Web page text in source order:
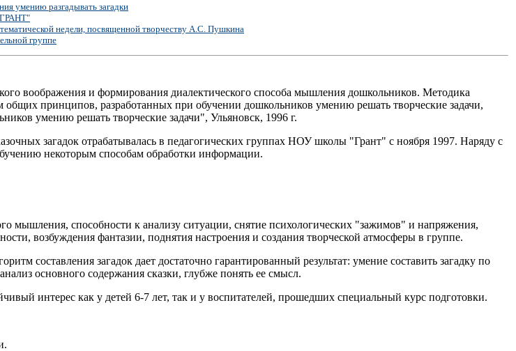
умению разгадывать загадки
недели, посвященной творчеству А.С. Пушкина
группе
воображения и формирования диалектического способа мышления дошкольников. Методика
принципов, разработанных при обучении дошкольников умению решать творческие задачи,
умению решать творческие задачи", Ульяновск, 1996 г.
загадок отрабатывалась в педагогических группах НОУ школы "Грант" с ноября 1997. Наряду с
некоторым способам обработки информации.
мышления, способности к анализу ситуации, снятие психологических "зажимов" и напряжения,
возбуждения фантазии, поднятия настроения и создания творческой атмосферы в группе.
составления загадок дает достаточно гарантированный результат: умение составить загадку по
основного содержания сказки, глубже понять ее смысл.
интерес как у детей 6-7 лет, так и у воспитателей, прошедших специальный курс подготовки.